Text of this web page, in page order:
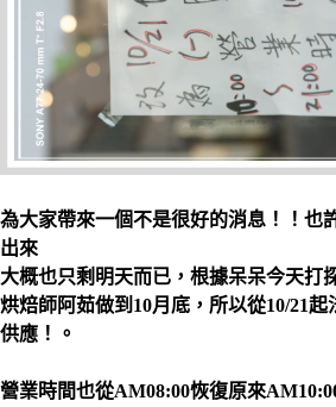
為大家帶來一個不是很好的消息！！也
出來
大概也只剩明天而已，根據呆呆今天打
烘焙師阿茹做到10月底，所以從10/21起
供應！。
營業時間也從AM08:00恢復原來